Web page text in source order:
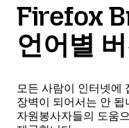
Firefox
언어별
모든 사람이 인터넷에
장벽이 되어서는 안
자원봉사자들의 도움